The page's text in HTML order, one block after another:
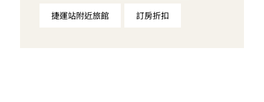
捷運站附近旅館 訂房折扣